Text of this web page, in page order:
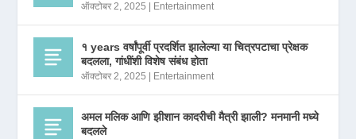
ऑक्टोबर 2, 2025 Entertainment
१ years वर्षांपूर्वी प्रदर्शित झालेल्या या चित्रपटाचा प्रेक्षक
बदलला, गांधींशी विशेष संबंध होता
ऑक्टोबर 2, 2025 Entertainment
अमल मलिक आणि झीशान कादरीची मैत्री झाली? मनमानी मध्ये
बदलले